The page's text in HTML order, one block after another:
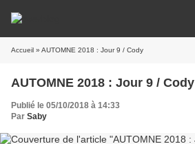
Accueil » AUTOMNE 2018 : Jour 9 / Cody
AUTOMNE 2018 : Jour 9 / Cody
Publié le 05/10/2018 à 14:33
Par Saby